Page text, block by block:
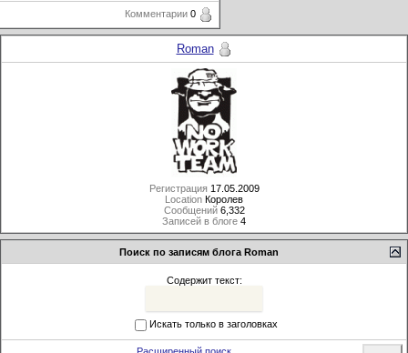
Комментарии 0
Roman
Регистрация17.05.2009
Location Королев
Сообщений6,332
Записей в блоге 4
Поиск по записям блога Roman
Содержит текст:
Искать только в заголовках